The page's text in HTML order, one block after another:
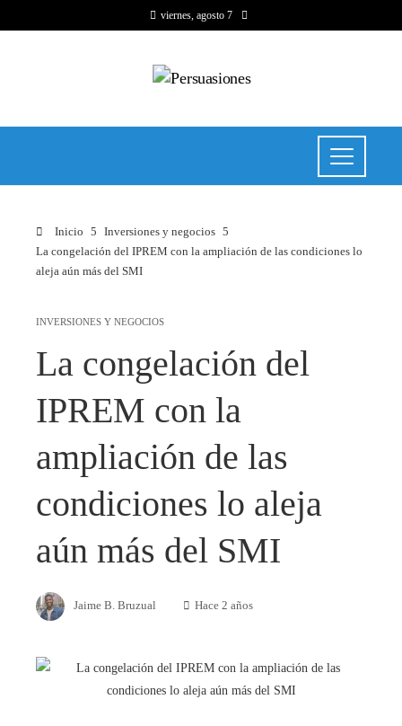
viernes, agosto 7
Inicio
Inversiones y negocios
La congelación del IPREM con la ampliación de las condiciones lo
aleja aún más del SMI
INVERSIONES Y NEGOCIOS
La congelación del
IPREM con la
ampliación de las
condiciones lo aleja
aún más del SMI
Jaime B. Bruzual Hace 2 años